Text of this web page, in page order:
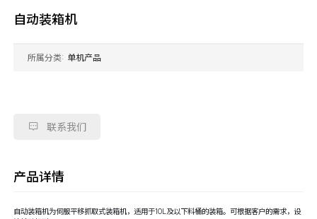
自动装箱机
所属分类: 单机产品
 联系我们
产品详情
自动装箱机为伺服平移抓取式装箱机，适用于10L及以下料桶的装箱。可根据客户的需求，设